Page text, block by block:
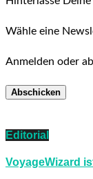
Wähle eine
Anmelden oder
Editorial
VoyageWizard